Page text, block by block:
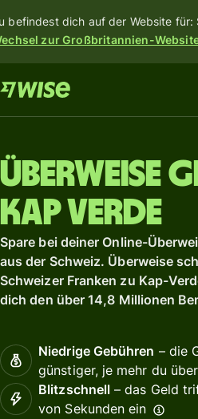
befindest dich auf der Website für:
zur Großbritannien-
Überweise
Kap Verde
Spare bei deiner Online-
aus der Schweiz. Überweise
Schweizer Franken zu Kap-
dich den über 14,8 Millionen
Niedrige Gebühren – die
günstiger, je mehr du
Blitzschnell – das Geld
von Sekunden ein